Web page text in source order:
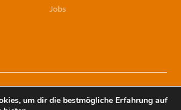
Jobs
| Sonic Sales is a registered Trademark of Herbst
um dir die bestmögliche Erfahrung auf